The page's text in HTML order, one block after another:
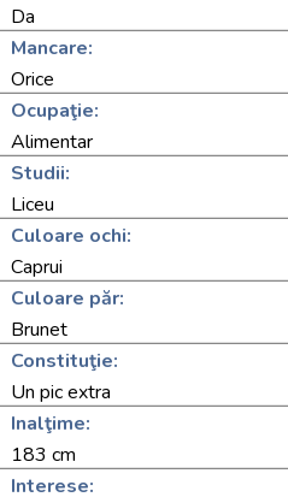
Da
Mancare:
Orice
Ocupaţie:
Alimentar
Studii:
Liceu
Culoare ochi:
Caprui
Culoare păr:
Brunet
Constituţie:
Un pic extra
Inalţime:
183 cm
Interese: